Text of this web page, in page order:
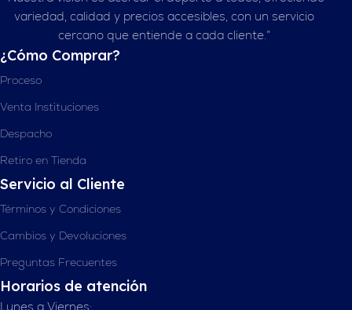
variedad, calidad y precios accesibles, con un servicio
cercano que entiende a cada cliente.”
¿Cómo Comprar?
Proceso
Venta Instituciones
Despacho
Retiro en Tienda
Servicio al Cliente
Términos y Condiciones
Cambios y Devoluciones
Preguntas Frecuentes
Horarios de atención
Lunes a Viernes: